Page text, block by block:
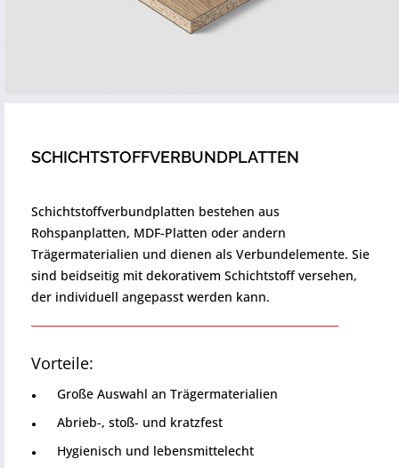
SCHICHTSTOFFVERBUNDPLATTEN
Schichtstoffverbundplatten bestehen aus
Rohspanplatten, MDF-Platten oder andern
Trägermaterialien und dienen als Verbundelemente. Sie
sind beidseitig mit dekorativem Schichtstoff versehen,
der individuell angepasst werden kann.
Vorteile:
Große Auswahl an Trägermaterialien
Abrieb-, stoß- und kratzfest
Hygienisch und lebensmittelecht